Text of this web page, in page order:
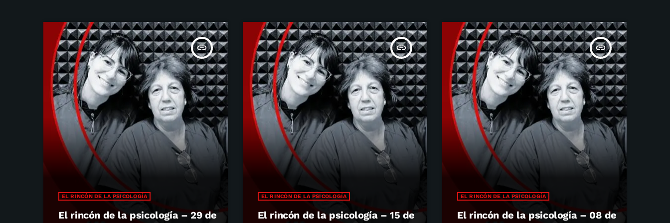
insert_link
EL RINCÓN DE LA PSICOLOGÍA
El rincón de la psicología – 29 de
insert_link
EL RINCÓN DE LA PSICOLOGÍA
El rincón de la psicología – 15 de
insert_link
EL RINCÓN DE LA PSICOLOGÍA
El rincón de la psicología – 08 de